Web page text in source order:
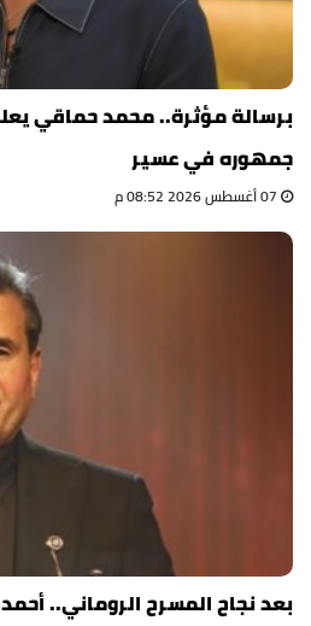
برسالة مؤثرة.. محمد حماقي
جمهوره في عسير
بعد نجاح المسرح الروماني..